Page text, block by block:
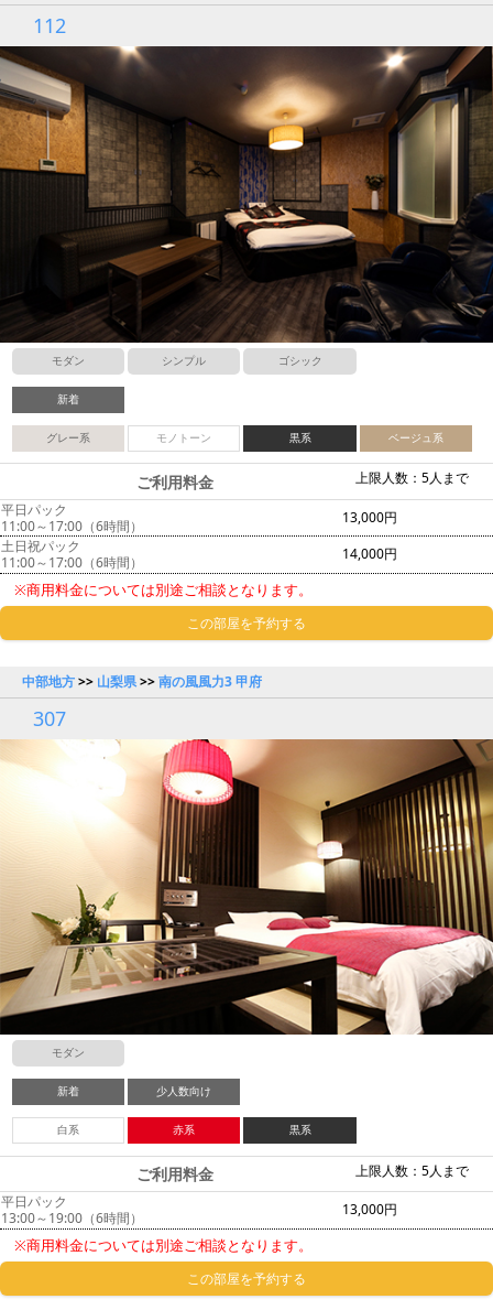
112
モダン シンプル ゴシック
新着
グレー系 モノトーン 黒系 ベージュ系
上限人数：5人まで
ご利用料金
平日パック
11:00～17:00（6時間）
13,000円
土日祝パック
11:00～17:00（6時間）
14,000円
※商用料金については別途ご相談となります。
この部屋を予約する
中部地方>> 山梨県>>南の風風力3 甲府
307
モダン
新着 少人数向け
白系 赤系 黒系
上限人数：5人まで
ご利用料金
平日パック
13:00～19:00（6時間）
13,000円
※商用料金については別途ご相談となります。
この部屋を予約する